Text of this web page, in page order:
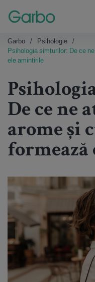
Garbo
Psihologie
Psihologia simțurilor: De ce
ele amintirile
De ce ne
arome și